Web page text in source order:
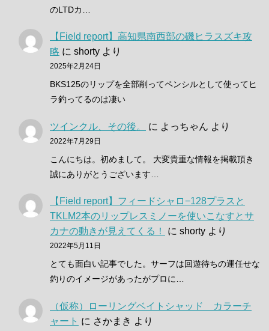
のLTDカ…
【Field report】高知県南西部の磯ヒラスズキ攻
略 に shorty より
2025年2月24日
BKS125のリップを全部削ってペンシルとして使ってヒ
ラ釣ってるのは凄い
ツインクル、その後。 に よっちゃん より
2022年7月29日
こんにちは。初めまして。 大変貴重な情報を掲載頂き
誠にありがとうございます…
【Field report】フィードシャロ−128プラスと
TKLM2本のリップレスミノーを使いこなすとサ
カナの動きが見えてくる！
に shorty より
2022年5月11日
とても面白い記事でした。サーフは回遊待ちの運任せな
釣りのイメージがあったがプロに…
（仮称）ローリングベイトシャッド カラーチ
ャート に さかまき より